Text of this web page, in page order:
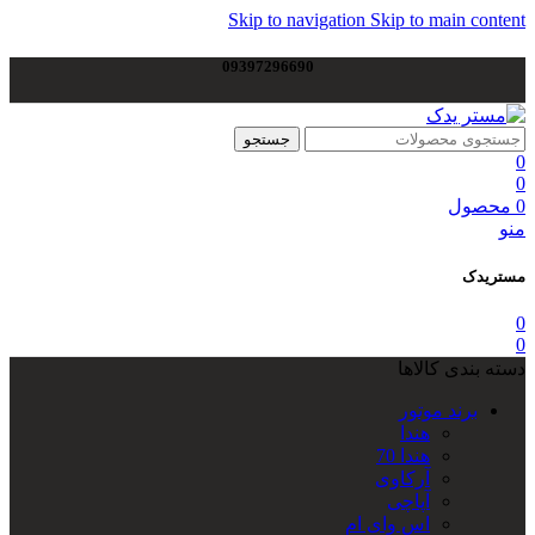
Skip to navigation Skip to main content
09397296690
جستجو
0
0
0 محصول
منو
مستریدک
0
0
دسته بندی کالاها
برند موتور
هندا
هندا 70
آرکاوی
آپاچی
اس وای ام